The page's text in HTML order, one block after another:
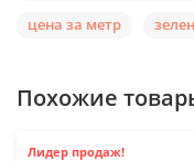
цена за метр
Похожие
Лидер продаж!